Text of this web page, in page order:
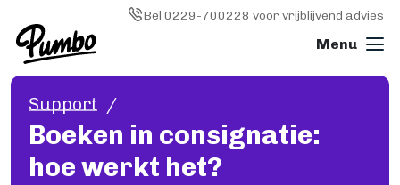
Skip to main contentBel 0229-700228 voor vrijblijvend advies
Image
Boek drukken
ALGEMEEN
Boek drukken
Support
Boeken in consignatie:
hoe werkt het?